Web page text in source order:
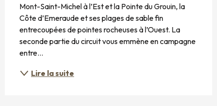
Mont-Saint-Michel à l’Est et la Pointe du Grouin, la
Côte d’Emeraude et ses plages de sable fin
entrecoupées de pointes rocheuses à l’Ouest. La
seconde partie du circuit vous emmène en campagne
entre...
Lire la suite